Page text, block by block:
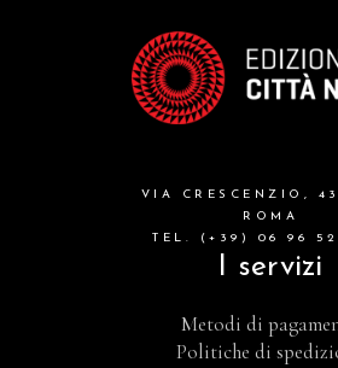
VIA CRESCENZIO,
ROMA
TEL. (+39) 06 96
I servizi
Metodi di
Politiche di